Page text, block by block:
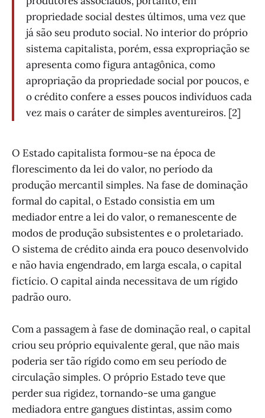
propriedade social destes últimos, uma vez que
já são seu produto social. No interior do próprio
sistema capitalista, porém, essa expropriação se
apresenta como figura antagônica, como
apropriação da propriedade social por poucos, e
o crédito confere a esses poucos indivíduos cada
vez mais o caráter de simples aventureiros. [2]
O Estado capitalista formou-se na época de
florescimento da lei do valor, no período da
produção mercantil simples. Na fase de dominação
formal do capital, o Estado consistia em um
mediador entre a lei do valor, o remanescente de
modos de produção subsistentes e o proletariado.
O sistema de crédito ainda era pouco desenvolvido
e não havia engendrado, em larga escala, o capital
fictício. O capital ainda necessitava de um rígido
padrão ouro.
Com a passagem à fase de dominação real, o capital
criou seu próprio equivalente geral, que não mais
poderia ser tão rígido como em seu período de
circulação simples. O próprio Estado teve que
perder sua rigidez, tornando-se uma gangue
mediadora entre gangues distintas, assim como